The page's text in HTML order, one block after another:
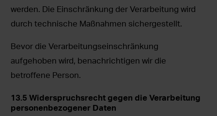
werden. Die Einschränkung der Verarbeitung wird
durch technische Maßnahmen sichergestellt.
Bevor die Verarbeitungseinschränkung
aufgehoben wird, benachrichtigen wir die
betroffene Person.
13.5 Widerspruchsrecht gegen die Verarbeitung
personenbezogener Daten